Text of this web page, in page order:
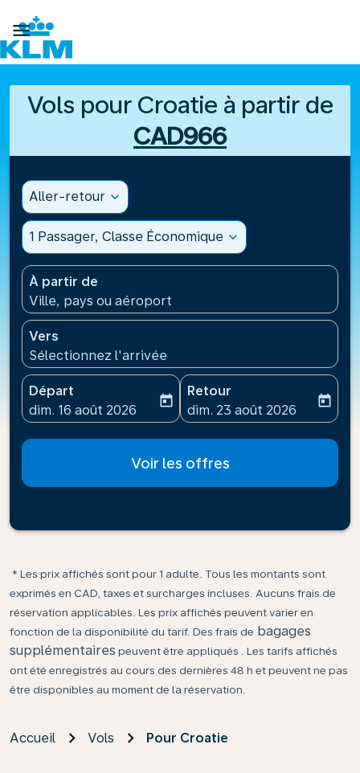

Vols pour Croatie à partir de
CAD966
Aller-retour expand_more
1 Passager, Classe Économique expand_more
À partir de
Ville, pays ou aéroport
Vers
Sélectionnez l'arrivée
Départ
fc-booking-departure-date-aria-label
dim. 16 août 2026
today
Retour
fc-booking-return-date-
dim. 23 août 2026
today
Voir les offres
* Les prix affichés sont pour 1 adulte. Tous les montants sont
exprimés en CAD, taxes et surcharges incluses. Aucuns frais de
réservation applicables. Les prix affichés peuvent varier en
fonction de la disponibilité du tarif. Des frais de bagages
supplémentaires peuvent être appliqués . Les tarifs affichés
ont été enregistrés au cours des dernières 48 h et peuvent ne pas
être disponibles au moment de la réservation.
Accueil Vols Pour Croatie